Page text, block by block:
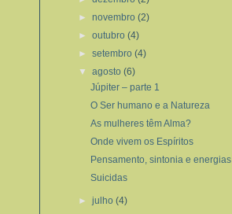
►novembro(2)
►outubro(4)
►setembro(4)
▼agosto(6)
Júpiter – parte 1
O Ser humano e a Natureza
As mulheres têm Alma?
Onde vivem os Espíritos
Pensamento, sintonia e energias
Suicidas
►julho(4)